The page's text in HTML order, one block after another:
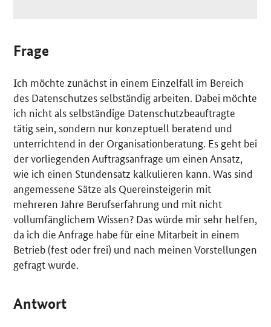
Frage
Ich möchte zunächst in einem Einzelfall im Bereich
des Datenschutzes selbständig arbeiten. Dabei möchte
ich nicht als selbständige Datenschutzbeauftragte
tätig sein, sondern nur konzeptuell beratend und
unterrichtend in der Organisationberatung. Es geht bei
der vorliegenden Auftragsanfrage um einen Ansatz,
wie ich einen Stundensatz kalkulieren kann. Was sind
angemessene Sätze als Quereinsteigerin mit
mehreren Jahre Berufserfahrung und mit nicht
vollumfänglichem Wissen? Das würde mir sehr helfen,
da ich die Anfrage habe für eine Mitarbeit in einem
Betrieb (fest oder frei) und nach meinen Vorstellungen
gefragt wurde.
Antwort